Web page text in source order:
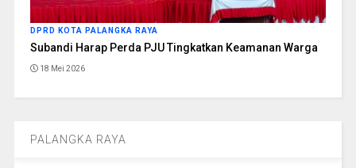
DPRD KOTA PALANGKA RAYA
Subandi Harap Perda PJU Tingkatkan Keamanan Warga
18 Mei 2026
PALANGKA RAYA